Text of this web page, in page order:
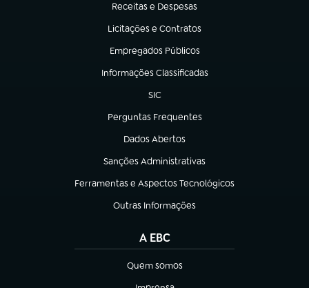
Receitas e Despesas
(abre em nova aba)
Licitações e Contratos
(abre em nova aba)
Empregados Públicos
(abre em nova aba)
Informações Classificadas
(abre em nova aba)
SIC
(abre em nova aba)
Perguntas Frequentes
(abre em nova aba)
Dados Abertos
(abre em nova aba)
Sanções Administrativas
(abre em nova aba)
Ferramentas e Aspectos Tecnológicos
(abre em nova aba)
Outras Informações
(abre em nova aba)
A EBC
Quem somos
(abre em nova aba)